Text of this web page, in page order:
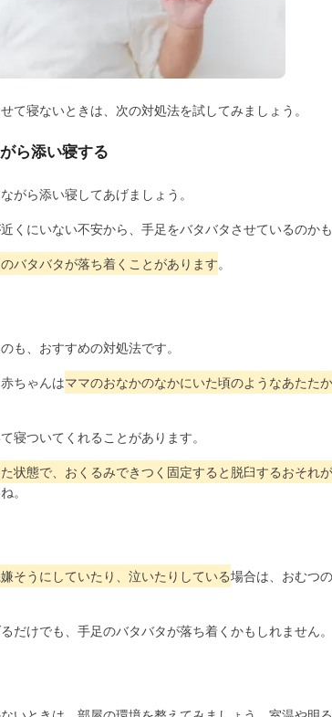
て寝ないときは、次の対処法を試してみましょう。
ら添い寝する
がら添い寝してあげましょう。
くにいない不安から、手足をバタバタさせているのかも
バタバタが落ち着くことがあります。
も、おすすめの対処法です。
ちゃんはママのおなかのなかにいた頃のようなあたた
寝ついてくれることがあります。
状態で、おくるみできつく固定すると脱臼するおそれ
。
そうにしていたり、泣いたりしている場合は、おむつ
だけでも、手足のバタバタが落ち着くかもしれません。